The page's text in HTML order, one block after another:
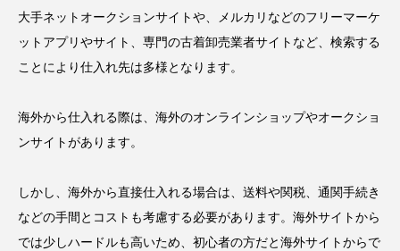
大手ネットオークションサイトや、メルカリなどのフリーマーケ
ットアプリやサイト、専門の古着卸売業者サイトなど、検索する
ことにより仕入れ先は多様となります。
海外から仕入れる際は、海外のオンラインショップやオークショ
ンサイトがあります。
しかし、海外から直接仕入れる場合は、送料や関税、通関手続き
などの手間とコストも考慮する必要があります。海外サイトから
では少しハードルも高いため、初心者の方だと海外サイトからで